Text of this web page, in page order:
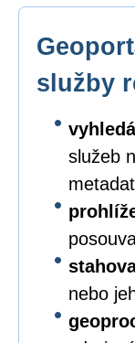
služby
služeb
nebo